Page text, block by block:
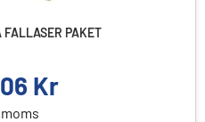
FALLASER PAKET
Kr